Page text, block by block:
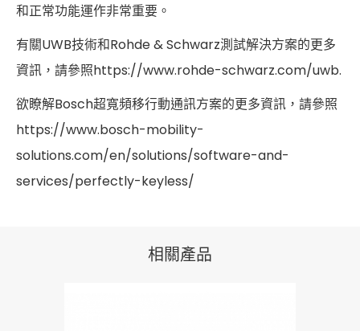
和正常功能運作非常重要。
有關UWB技術和Rohde & Schwarz測試解決方案的更多
資訊，請參照https://www.rohde-schwarz.com/uwb.
欲瞭解Bosch超寬頻移行動通訊方案的更多資訊，請參照
https://www.bosch-mobility-
solutions.com/en/solutions/software-and-
services/perfectly-keyless/
相關產品